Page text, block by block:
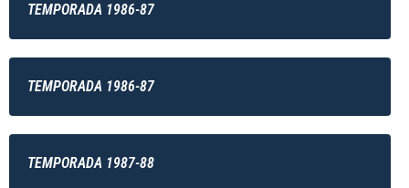
TEMPORADA 1986-87
TEMPORADA 1986-87
TEMPORADA 1987-88